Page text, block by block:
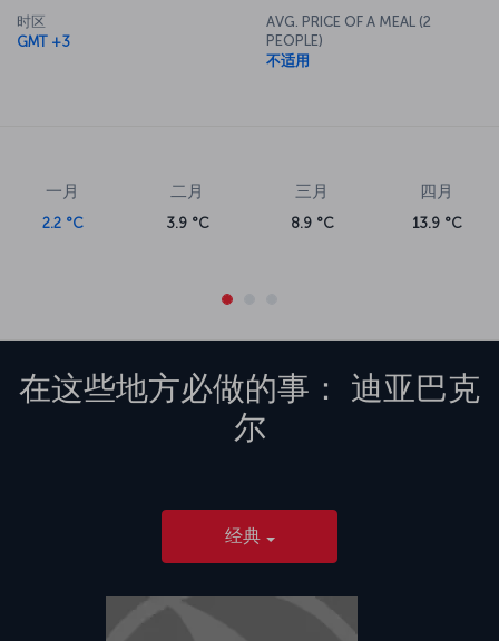
现在是时候乘坐 Turkish Airlines 飞往迪亚巴克尔并开启新的故事了！
迪亚巴克尔机场
时区
GMT +3
AVG. PRICE OF A MEAL (2
PEOPLE)
不适用
一月
2.2 °C
二月
3.9 °C
三月
8.9 °C
四月
13.9 °C
在这些地方必做的事： 迪亚巴克
尔
经典